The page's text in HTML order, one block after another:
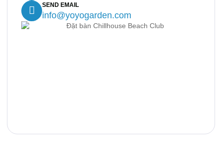
SEND EMAIL
info@yoyogarden.com